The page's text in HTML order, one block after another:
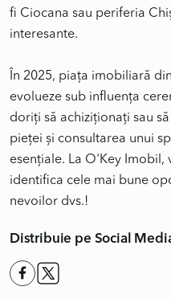
fi Ciocana sau periferia
interesante.
În 2025, piața imobiliară
evolueze sub influența
doriți să achiziționați sau
pieței și consultarea unui
esențiale. La O'Key Imobil,
identifica cele mai bune
nevoilor dvs.!
Distribuie pe Social